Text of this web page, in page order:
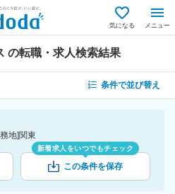
気になる メニュー
の転職・求人検索結果
条件で並び替え
地]関東
新着求人をいつでもチェック
この条件を保存